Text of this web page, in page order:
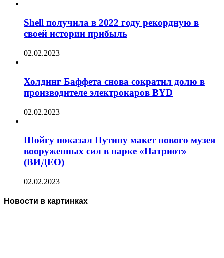
Shell получила в 2022 году рекордную в
своей истории прибыль
02.02.2023
Холдинг Баффета снова сократил долю в
производителе электрокаров BYD
02.02.2023
Шойгу показал Путину макет нового музея
вооруженных сил в парке «Патриот»
(ВИДЕО)
02.02.2023
Новости в картинках